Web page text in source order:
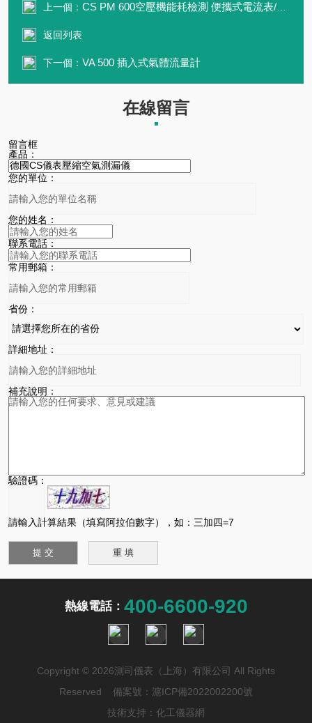
上一個： CS PM 600空壓機能耗檢測 便攜式電流表/有效功率計
返回列表
下一個： VA 500 插入式氣體流量計
在線留言
留言框
產品：
您的單位：
您的姓名：
聯系電話：
常用郵箱：
省份：
詳細地址：
補充說明：
驗證碼：
請輸入計算結果（填寫阿拉伯數字），如：三加四=7
熱線電話： 400-6600-920
Copyright © 2026測司儀表（上海）有限公司 All Rights
Reserved 備案號： 滬ICP備2022002200號
技術支持： 化工儀器網